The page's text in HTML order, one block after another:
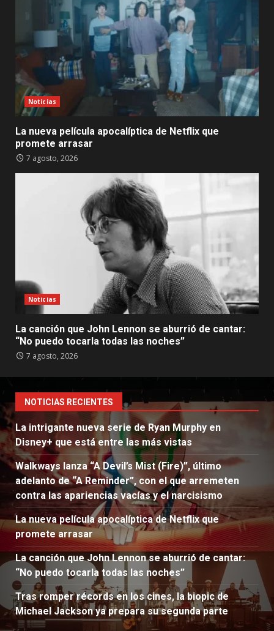
Noticias
La nueva película apocalíptica de Netflix que
promete arrasar
7 agosto, 2026
Noticias
La canción que John Lennon se aburrió de cantar:
“No puedo tocarla todas las noches”
7 agosto, 2026
NOTICIAS RECIENTES
La intrigante nueva serie de Ryan Murphy en
Disney+ que está entre las más vistas
Walkways lanza “A Devil’s Mist (Fire)”, último
adelanto de “A Reminder”, con el que arremeten
contra las apariencias vacías y el narcisismo
La nueva película apocalíptica de Netflix que
promete arrasar
La canción que John Lennon se aburrió de cantar:
“No puedo tocarla todas las noches”
Tras romper récords en los cines, la biopic de
Michael Jackson ya prepara su segunda parte